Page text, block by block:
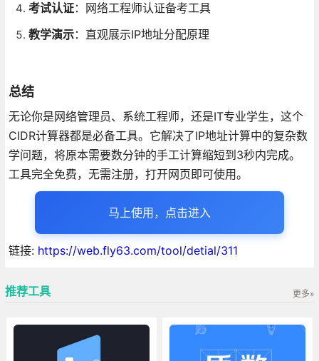
考试认证：网络工程师认证备考工具
教学演示：直观展示IP地址分配原理
总结
无论你是网络管理员、系统工程师，还是IT专业学生，这个
CIDR计算器都是必备工具。它解决了IP地址计算中的复杂数
学问题，将原本需要数分钟的手工计算缩短到3秒内完成。
工具完全免费，无需注册，打开网页即可使用。
马上使用，点击进入
链接: https://web.fly63.com/tool/detial/311
推荐工具 更多»